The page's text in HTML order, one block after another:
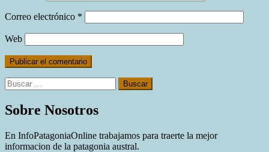
Correo electrónico *
Web
Buscar:
Sobre Nosotros
En InfoPatagoniaOnline trabajamos para traerte la mejor
informacion de la patagonia austral.